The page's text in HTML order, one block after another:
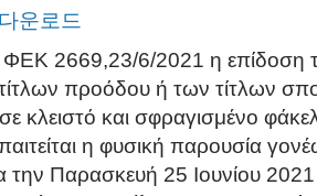
운로드
2669,23/6/2021 η επίδοση
προόδου ή των τίτλων
κλειστό και σφραγισμένο
η φυσική παρουσία
την Παρασκευή 25 Ιουνίου